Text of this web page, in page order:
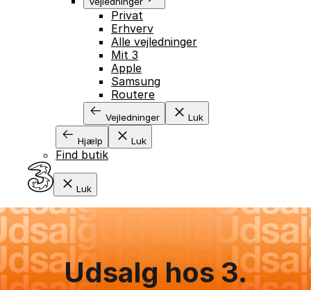
Privat
Erhverv
Alle vejledninger
Mit 3
Apple
Samsung
Routere
Vejledninger Luk
Hjælp Luk
Find butik
Luk
Udsalg hos 3.